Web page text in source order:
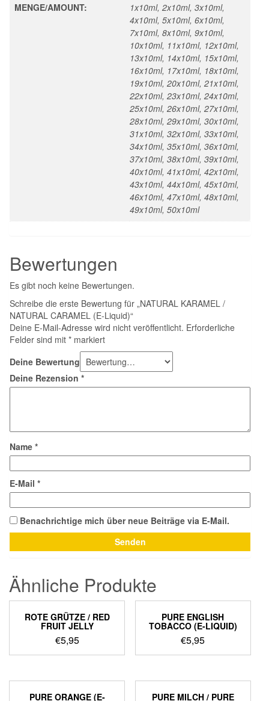
MENGE/AMOUNT:
1x10ml, 2x10ml, 3x10ml,
4x10ml, 5x10ml, 6x10ml,
7x10ml, 8x10ml, 9x10ml,
10x10ml, 11x10ml, 12x10ml,
13x10ml, 14x10ml, 15x10ml,
16x10ml, 17x10ml, 18x10ml,
19x10ml, 20x10ml, 21x10ml,
22x10ml, 23x10ml, 24x10ml,
25x10ml, 26x10ml, 27x10ml,
28x10ml, 29x10ml, 30x10ml,
31x10ml, 32x10ml, 33x10ml,
34x10ml, 35x10ml, 36x10ml,
37x10ml, 38x10ml, 39x10ml,
40x10ml, 41x10ml, 42x10ml,
43x10ml, 44x10ml, 45x10ml,
46x10ml, 47x10ml, 48x10ml,
49x10ml, 50x10ml
Bewertungen
Es gibt noch keine Bewertungen.
Schreibe die erste Bewertung für „NATURAL KARAMEL /
NATURAL CARAMEL (E-Liquid)“
Deine E-Mail-Adresse wird nicht veröffentlicht. Erforderliche
Felder sind mit * markiert
Deine Bewertung
Deine Rezension *
Name *
E-Mail *
Benachrichtige mich über neue Beiträge via E-Mail.
Ähnliche Produkte
ROTE GRÜTZE / RED
FRUIT JELLY
€5,95
PURE ENGLISH
TOBACCO (E-LIQUID)
€5,95
PURE ORANGE (E- PURE MILCH / PURE